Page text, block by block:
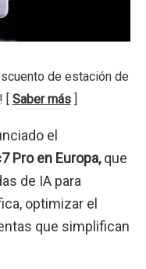
de estación de
Saber más]
el
Pro en Europa,que
de IA para
optimizar el
que simplifican